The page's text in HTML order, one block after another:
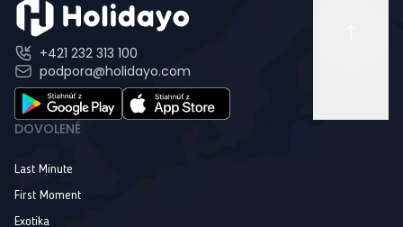
+421 232 313 100
podpora@holidayo.com
DOVOLENÉ
Last Minute
First Moment
Exotika